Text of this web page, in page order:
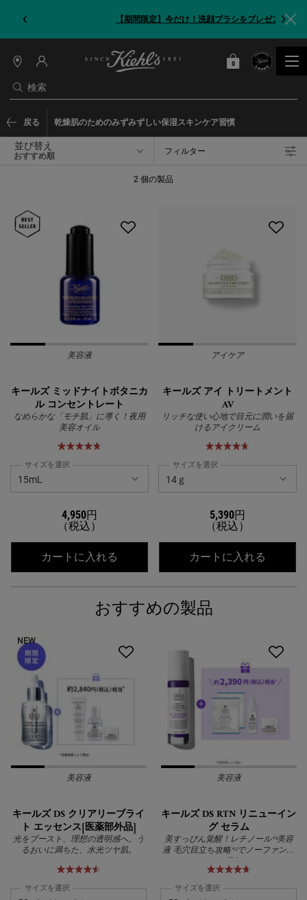
【期間限定】今だけ！洗顔ブラシをプレゼント
検索
店
情
報
カート
0
0 カート内の製品
戻る
乾燥肌のためのみずみずしい保湿スキンケア習慣
並び替え フィルター
フィルターメニュー
2 個の製品
美容液
キールズ ミッドナイトボタニカ
ル コンセントレート
なめらかな「モチ肌」に導く！夜用
美容オイル
サイズを選択
4,950円
（税込）
カートに入れる キールズ ミッドナイトボタニカル コ
アイケア
キールズ アイ トリートメント
AV
リッチな使い心地で目元に潤いを届
けるアイクリーム
サイズを選択
5,390円
（税込）
カートに入れる
おすすめの製品
NEW
美容液
キールズ DS クリアリーブライ
ト エッセンス[医薬部外品]
光をブースト、理想の透明感へ。う
るおいに満ちた、水光ツヤ肌。
サイズを選択
美容液
キールズ DS RTN リニューイン
グ セラム
美すっぴん覚醒！レチノール*¹美容
液 毛穴目立ち攻略*²でノーファンデ
に挑む
サイズを選択